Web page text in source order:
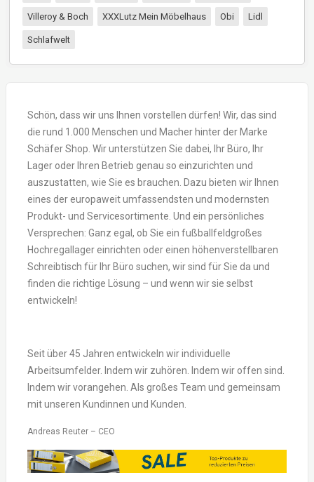
Villeroy & Boch XXXLutz Mein Möbelhaus Obi Lidl
Schlafwelt
Schön, dass wir uns Ihnen vorstellen dürfen! Wir, das sind
die rund 1.000 Menschen und Macher hinter der Marke
Schäfer Shop. Wir unterstützen Sie dabei, Ihr Büro, Ihr
Lager oder Ihren Betrieb genau so einzurichten und
auszustatten, wie Sie es brauchen. Dazu bieten wir Ihnen
eines der europaweit umfassendsten und modernsten
Produkt- und Servicesortimente. Und ein persönliches
Versprechen: Ganz egal, ob Sie ein fußballfeldgroßes
Hochregallager einrichten oder einen höhenverstellbaren
Schreibtisch für Ihr Büro suchen, wir sind für Sie da und
finden die richtige Lösung – und wenn wir sie selbst
entwickeln!
Seit über 45 Jahren entwickeln wir individuelle
Arbeitsumfelder. Indem wir zuhören. Indem wir offen sind.
Indem wir vorangehen. Als großes Team und gemeinsam
mit unseren Kundinnen und Kunden.
Andreas Reuter – CEO